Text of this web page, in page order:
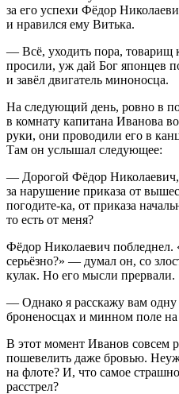
за его успехи Фёдор
и нравился ему Витька.
— Всё, уходить пора, товарищ
просили, уж дай Бог японцев
и завёл двигатель миноносца.
На следующий день, ровно в
в комнату капитана Иванова
руки, они проводили его в
Там он услышал следующее:
— Дорогой Фёдор Николаевич,
за нарушение приказа от
погодите-ка, от приказа
то есть от меня?
Фёдор Николаевич побледнел.
серьёзно?» — думал он, со
кулак. Но его мысли прервали.
— Однако я расскажу вам
броненосцах и минном поле
В этот момент Иванов совсем
пошевелить даже бровью.
на флоте? И, что самое
расстрел?